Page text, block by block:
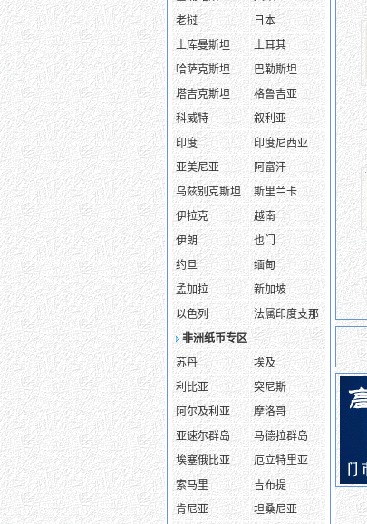
老挝
日本
土库曼斯坦
土耳其
哈萨克斯坦
巴勒斯坦
塔吉克斯坦
格鲁吉亚
科威特
叙利亚
印度
印度尼西亚
亚美尼亚
阿富汗
乌兹别克斯坦
斯里兰卡
伊拉克
越南
伊朗
也门
约旦
缅甸
孟加拉
新加坡
以色列
法属印度支那
非洲纸币专区
苏丹
埃及
利比亚
突尼斯
阿尔及利亚
摩洛哥
亚速尔群岛
马德拉群岛
埃塞俄比亚
厄立特里亚
索马里
吉布提
肯尼亚
坦桑尼亚